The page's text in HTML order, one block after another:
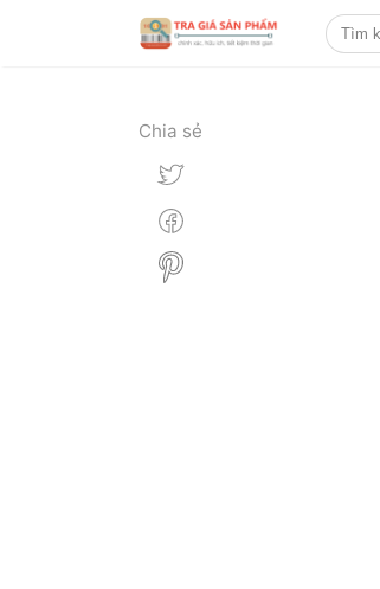
Chia sẻ